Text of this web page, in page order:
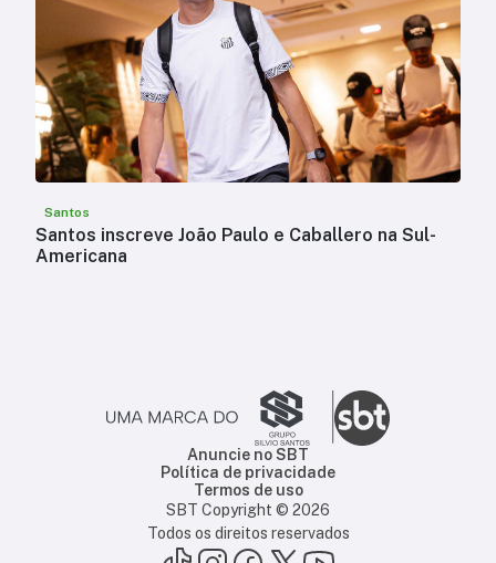
Santos
Santos inscreve João Paulo e Caballero na Sul-
Americana
Anuncie no SBT
Política de privacidade
Termos de uso
SBT Copyright © 2026
Todos os direitos reservados